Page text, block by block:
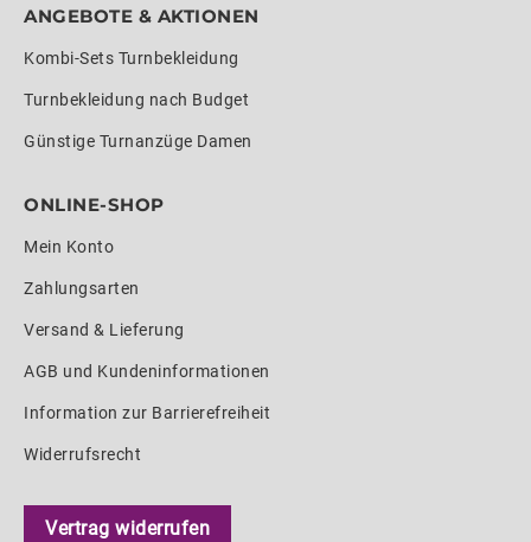
ANGEBOTE & AKTIONEN
Kombi-Sets Turnbekleidung
Turnbekleidung nach Budget
Günstige Turnanzüge Damen
ONLINE-SHOP
Mein Konto
Zahlungsarten
Versand & Lieferung
AGB und Kundeninformationen
Information zur Barrierefreiheit
Widerrufsrecht
Vertrag widerrufen